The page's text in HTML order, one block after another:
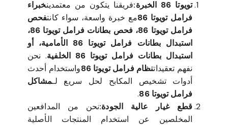
تويوتا 86 الخبرة: فريقنا يتكون من معتمدينخبراء
فرامل تويوتا 86
مع خبرة واسعة، سواء كانتفحص
فرامل تويوتا 86، فحص بطانات فرامل تويوتا 86،
استبدال بطانات فرامل تويوتا 86 الأمامية، أو
استبدال بطانات فرامل تويوتا 86 الخلفية
. نحن
نفهم تعقيداتنظام فرامل تويوتا 86
واستخدام أحدث
أدوات تشخيص المكابح لحل سريع لـمشاكل
فرامل تويوتا 86
.
قطع غيار عالية الجودة:نحن من المدافعين
المخلصين عن استخدام المنتجات الأصلية